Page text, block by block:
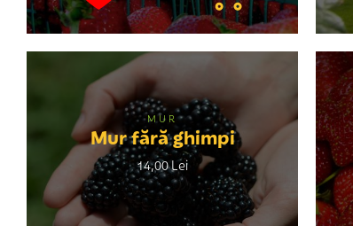
MUR
Mur fără ghimpi
14,00 Lei